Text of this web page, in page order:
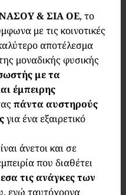
& ΣΙΑ ΟΕ, το
με τις κοινοτικές
αποτέλεσμα
μοναδικής φυσικής
με τα
έμπειρης
πάντα αυστηρούς
για ένα εξαιρετικό
άνετοι και σε
που διαθέτει
τις ανάγκες των
, ενώ ταυτόχρονα